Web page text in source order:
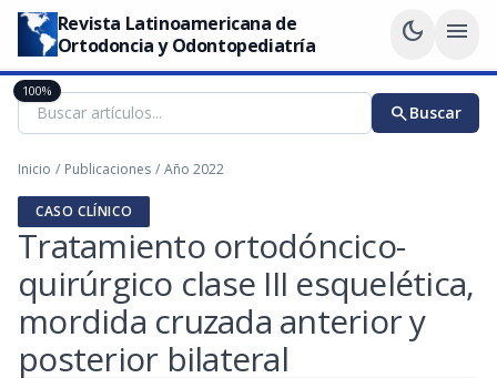
Revista Latinoamericana de
Ortodoncia y Odontopediatría
dark_mode menu
searchBuscar
Inicio / Publicaciones / Año 2022
CASO CLÍNICO
Tratamiento ortodóncico-
quirúrgico clase III esquelética,
mordida cruzada anterior y
posterior bilateral
100%